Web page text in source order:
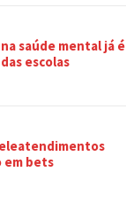
saúde mental já é
escolas
em bets